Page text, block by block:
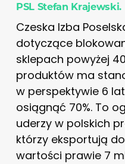
PSL Stefan Krajewski.
Czeska Izba
dotyczące
sklepach powyżej
produktów ma
w perspektywie 6
osiągnąć 70%. To
uderzy w polskich
którzy eksportują
wartości prawie 7